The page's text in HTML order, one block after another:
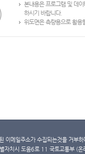
본내용은 프로그램 및 데
하시기 바랍니다.
위도면은 측량용으로 활용
이메일주소가 수집되는것을 거부
자치시 도움6로 11 국토교통부